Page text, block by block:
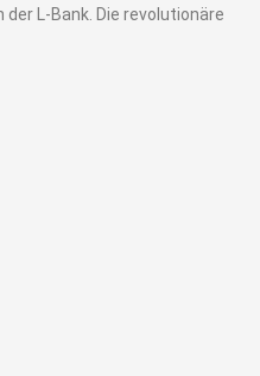
L-Bank. Die revolutionäre